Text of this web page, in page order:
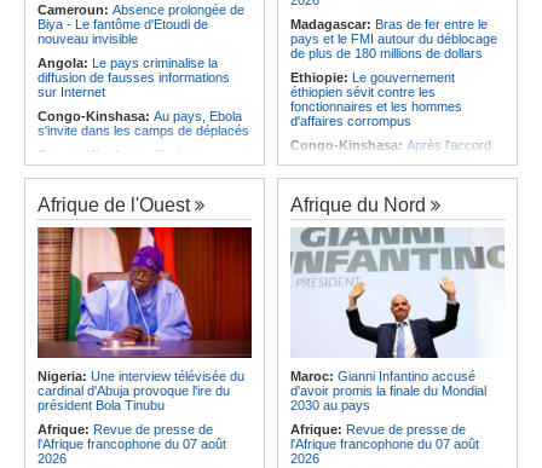
Cameroun: Absence prolongée de
Biya - Le fantôme d'Etoudi de
nouveau invisible
Angola: Le pays criminalise la
diffusion de fausses informations
sur Internet
Congo-Kinshasa: Au pays, Ebola
s'invite dans les camps de déplacés
Congo-Kinshasa: Ebola au pays -
Africa CDC mise sur les
communautés
Afrique Centrale:L'explosion de la
demande de viande de brousse
extermine la faune sauvage
Congo-Kinshasa:Après l'accord
avec une branche des FDLR, les
zones d'ombre persistent
Centrafrique: Un gendarme détenu
par le groupe armé AAKG retrouve
la liberté
Rome et Kigali discutent
d'une possible externalisation au
pays des procédures d'asile à
destination de l'Italie
Madagascar: Bras de fer entre le
pays et le FMI autour du déblocage
de plus de 180 millions de dollars
Ethiopie: Le gouvernement
éthiopien sévit contre les
fonctionnaires et les hommes
d'affaires corrompus
Congo-Kinshasa: Après l'accord
Sud-Soudan: Le pays à la croisée
des chemins, alerte l'ONU
Rwanda: Rome et Kigali discutent
d'une possible externalisation au
pays des procédures d'asile à
destination de l'Italie
Somalie:Le camp de Galkayo
frappé par une violente attaque des
Forces du Puntland
Soudan:La guerre contre les
houthistes du Yémen peut-elle
détourner Riyad du pays ?
Sud-Soudan:
femmes pour accéder aux soins de
santé
Afrique de l'Ouest
Nigeria: Une interview télévisée du
cardinal d'Abuja provoque l'ire du
président Bola Tinubu
Afrique: Revue de presse de
l'Afrique francophone du 07 août
2026
Afrique du Nord
Maroc: Gianni Infantino accusé
d'avoir promis la finale du Mondial
2030 au pays
Afrique: Revue de presse de
l'Afrique francophone du 07 août
2026